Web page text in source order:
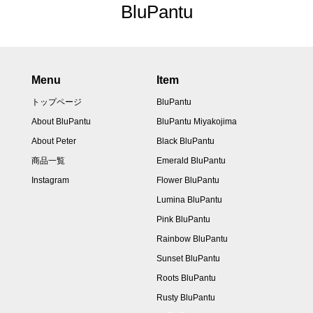
BluPantu
Menu
トップページ
About BluPantu
About Peter
商品一覧
Instagram
Item
BluPantu
BluPantu Miyakojima
Black BluPantu
Emerald BluPantu
Flower BluPantu
Lumina BluPantu
Pink BluPantu
Rainbow BluPantu
Sunset BluPantu
Roots BluPantu
Rusty BluPantu